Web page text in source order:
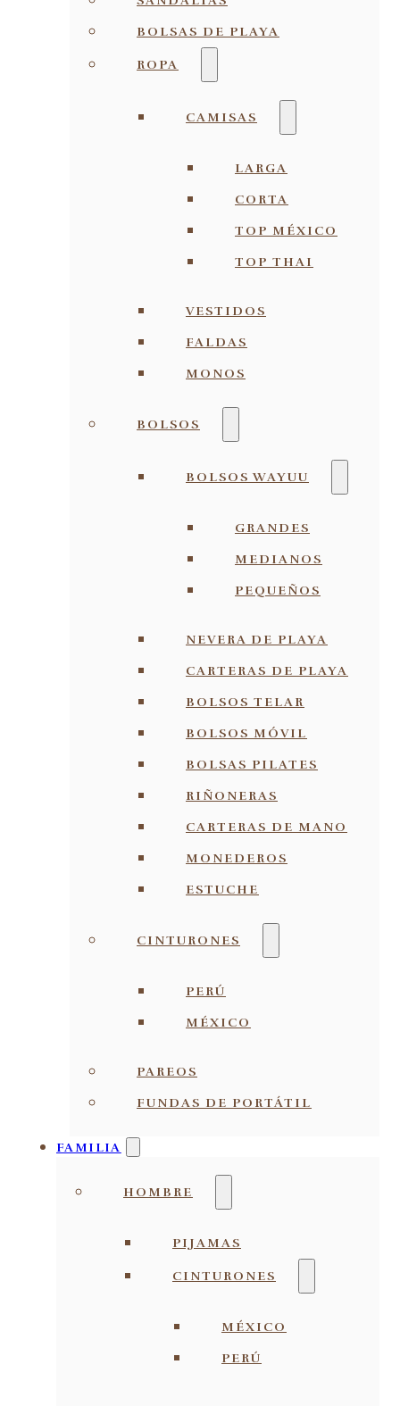
BOLSAS DE PLAYA
ROPA
CAMISAS
LARGA
CORTA
TOP MÉXICO
TOP THAI
VESTIDOS
FALDAS
MONOS
BOLSOS
BOLSOS WAYUU
GRANDES
MEDIANOS
PEQUEÑOS
NEVERA DE PLAYA
CARTERAS DE PLAYA
BOLSOS TELAR
BOLSOS MÓVIL
BOLSAS PILATES
RIÑONERAS
CARTERAS DE MANO
MONEDEROS
ESTUCHE
CINTURONES
PERÚ
MÉXICO
PAREOS
FUNDAS DE PORTÁTIL
FAMILIA
HOMBRE
PIJAMAS
CINTURONES
MÉXICO
PERÚ